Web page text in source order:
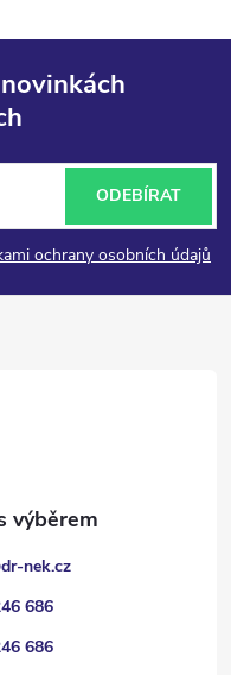
ochrany osobních údajů
ODEBÍRAT
dr-nek.cz
686
686